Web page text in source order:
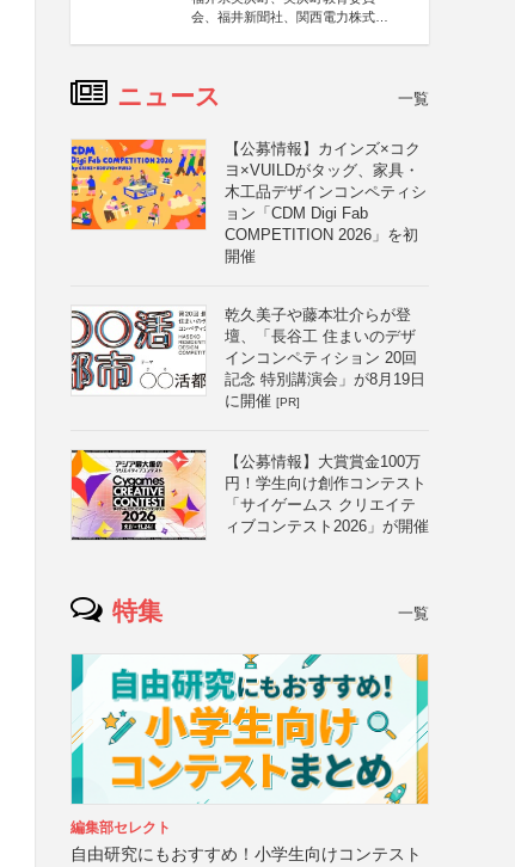
会、福井新聞社、関西電力株式会
ニュース 一覧
【公募情報】カインズ×コク
ヨ×VUILDがタッグ、家具・
木工品デザインコンペティシ
ョン「CDM Digi Fab
COMPETITION 2026」を初
開催
乾久美子や藤本壮介らが登
壇、「長谷工 住まいのデザ
インコンペティション 20回
記念 特別講演会」が8月19日
に開催 [PR]
【公募情報】大賞賞金100万
円！学生向け創作コンテスト
「サイゲームス クリエイテ
ィブコンテスト2026」が開催
特集 一覧
編集部セレクト
自由研究にもおすすめ！小学生向けコンテスト